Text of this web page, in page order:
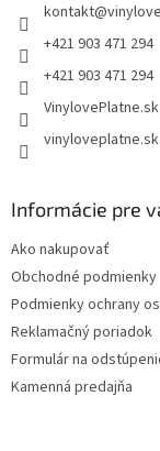
kontakt@
+421 903 471 294
+421 903 471 294
VinylovePlatne.sk
vinyloveplatne.sk
Informácie pre
Ako nakupovať
Obchodné podmienky
Podmienky ochrany
Reklamačný poriadok
Formulár na
Kamenná predajňa